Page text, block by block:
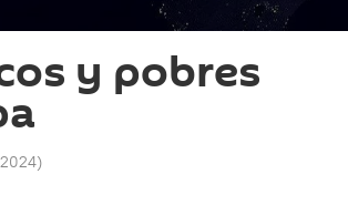
y pobres
)